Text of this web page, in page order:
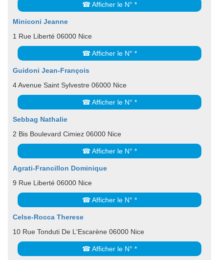
☎ Afficher le N° *
Miniconi Jeanne
1 Rue Liberté 06000 Nice
☎ Afficher le N° *
Guidoni Jean-François
4 Avenue Saint Sylvestre 06000 Nice
☎ Afficher le N° *
Sebbag Nathalie
2 Bis Boulevard Cimiez 06000 Nice
☎ Afficher le N° *
Agrati-Francillon Dominique
9 Rue Liberté 06000 Nice
☎ Afficher le N° *
Celse-Rocca Therese
10 Rue Tonduti De L'Escarène 06000 Nice
☎ Afficher le N° *